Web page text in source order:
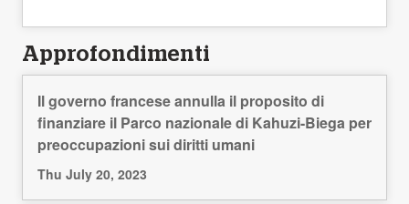
Approfondimenti
Il governo francese annulla il proposito di
finanziare il Parco nazionale di Kahuzi-Biega per
preoccupazioni sui diritti umani
Thu July 20, 2023